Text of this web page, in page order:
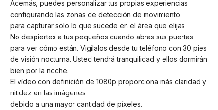
Además, puedes personalizar tus propias experiencias
configurando las zonas de detección de movimiento
para capturar solo lo que sucede en el área que elijas
No despiertes a tus pequeños cuando abras sus puertas
para ver cómo están. Vigílalos desde tu teléfono con 30 pies
de visión nocturna. Usted tendrá tranquilidad y ellos dormirán
bien por la noche.
El vídeo con definición de 1080p proporciona más claridad y
nitidez en las imágenes
debido a una mayor cantidad de píxeles.